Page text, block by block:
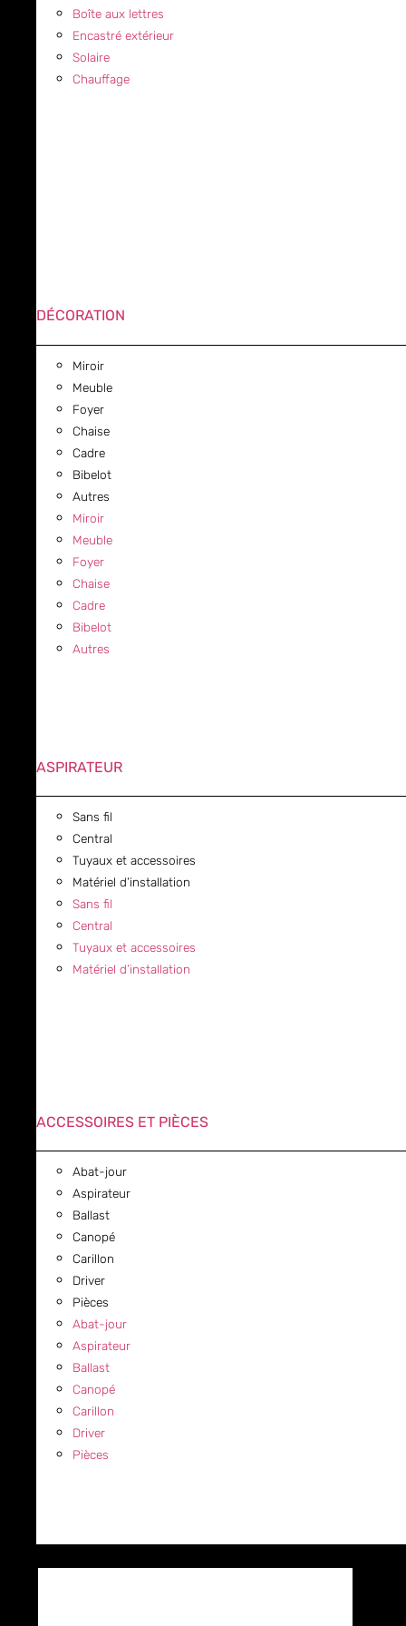
Boîte aux lettres
Encastré extérieur
Solaire
Chauffage
DÉCORATION
Miroir
Meuble
Foyer
Chaise
Cadre
Bibelot
Autres
Miroir
Meuble
Foyer
Chaise
Cadre
Bibelot
Autres
ASPIRATEUR
Sans fil
Central
Tuyaux et accessoires
Matériel d’installation
Sans fil
Central
Tuyaux et accessoires
Matériel d’installation
ACCESSOIRES ET PIÈCES
Abat-jour
Aspirateur
Ballast
Canopé
Carillon
Driver
Pièces
Abat-jour
Aspirateur
Ballast
Canopé
Carillon
Driver
Pièces